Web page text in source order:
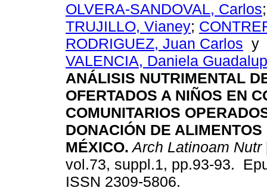
OLVERA-SANDOVAL, Carlos
TRUJILLO, Vianey;
RODRIGUEZ, Juan Carlos y
VALENCIA, Daniela
ANÁLISIS NUTRIMENTAL
OFERTADOS A NIÑOS EN
COMUNITARIOS
DONACIÓN DE
MÉXICO. Arch Latinoam Nutr
vol.73, suppl.1, pp.93-93.
ISSN 2309-5806.